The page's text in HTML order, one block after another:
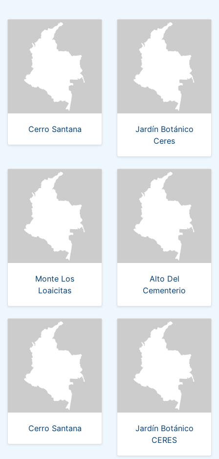
Cerro Santana
Jardín Botánico
Ceres
Monte Los
Loaicitas
Alto Del
Cementerio
Cerro Santana
Jardín Botánico
CERES